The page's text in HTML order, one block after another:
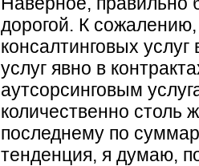
дорогой. К
консалтинговых
услуг явно в
аутсорсинговым
количественно столь
последнему по
тенденция, я думаю,